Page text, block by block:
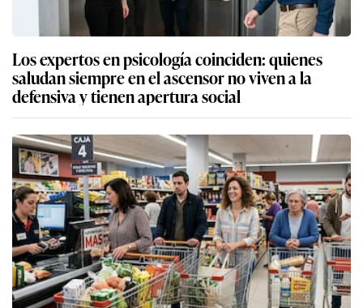
Los expertos en psicología coinciden: quienes
saludan siempre en el ascensor no viven a la
defensiva y tienen apertura social